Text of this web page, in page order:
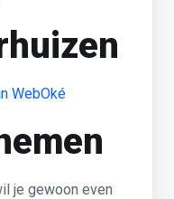
WebOké
je gewoon even